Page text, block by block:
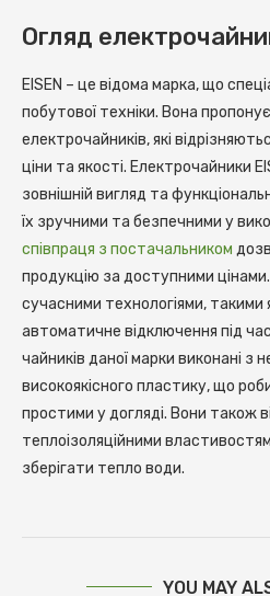
Огляд
EISEN – це відома марка, що
побутової техніки. Вона
електрочайників, які
ціни та якості. Електрочайники
зовнішній вигляд та
їх зручними та безпечними у
співпраця з постачальником
продукцію за доступними
сучасними технологіями, такими
автоматичне відключення під
чайників даної марки виконані з
високоякісного пластику, що
простими у догляді. Вони також
теплоізоляційними
зберігати тепло води.
YOU MAY